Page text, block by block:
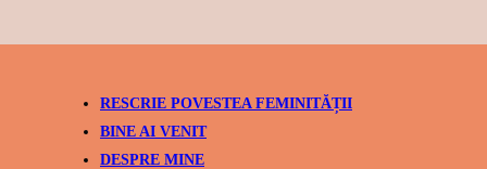
RESCRIE POVESTEA FEMINITĂȚII
BINE AI VENIT
DESPRE MINE